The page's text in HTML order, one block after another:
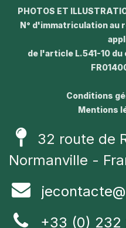
PHOTOS ET
N° d'immatriculation au
de l'article L.541-10
Conditions
Mentions
32 route de
Normanville -
+33 (0) 232